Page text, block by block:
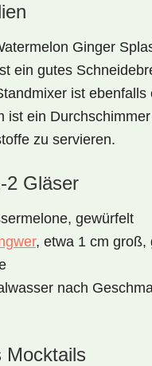
Ginger
ein gutes
ist ebenfalls
ist ein Durchschimmer
zu servieren.
2 Gläser
gewürfelt
, etwa 1 cm groß,
nach
Mocktails